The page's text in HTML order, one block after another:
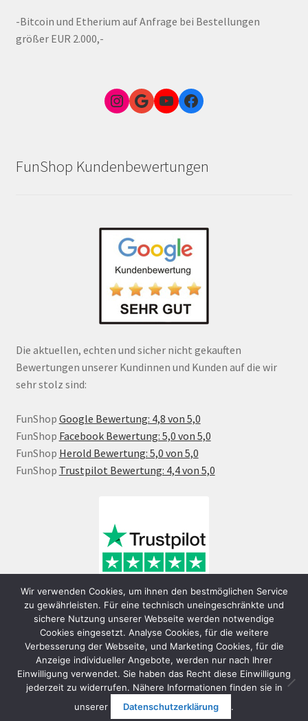
-Bitcoin und Etherium auf Anfrage bei Bestellungen
größer EUR 2.000,-
Instagram
Google Link zum FunShop WienYouTubeFacebook
FunShop Kundenbewertungen
Die aktuellen, echten und sicher nicht gekauften
Bewertungen unserer Kundinnen und Kunden auf die wir
sehr stolz sind:
FunShop Google Bewertung: 4,8 von 5,0
FunShop Facebook Bewertung: 5,0 von 5,0
FunShop Herold Bewertung: 5,0 von 5,0
FunShop Trustpilot Bewertung: 4,4 von 5,0
© FunShop Wien - Hochqualitative Elektromobilität 2026
Datenschutzerklärung
Erstellt mit WooCommerce
Wir verwenden Cookies, um ihnen den bestmöglichen Service
zu gewährleisten. Für eine technisch uneingeschränkte und
sichere Nutzung unserer Webseite werden notwendige
Cookies eingesetzt. Analyse Cookies, für die weitere
Verbesserung der Webseite, und Marketing Cookies, für die
Anzeige individueller Angebote, werden nur nach Ihrer
Einwilligung verwendet. Sie haben das Recht diese Einwilligung
jederzeit zu widerrufen. Nähere Informationen finden sie in
unserer
Datenschutzerklärung .